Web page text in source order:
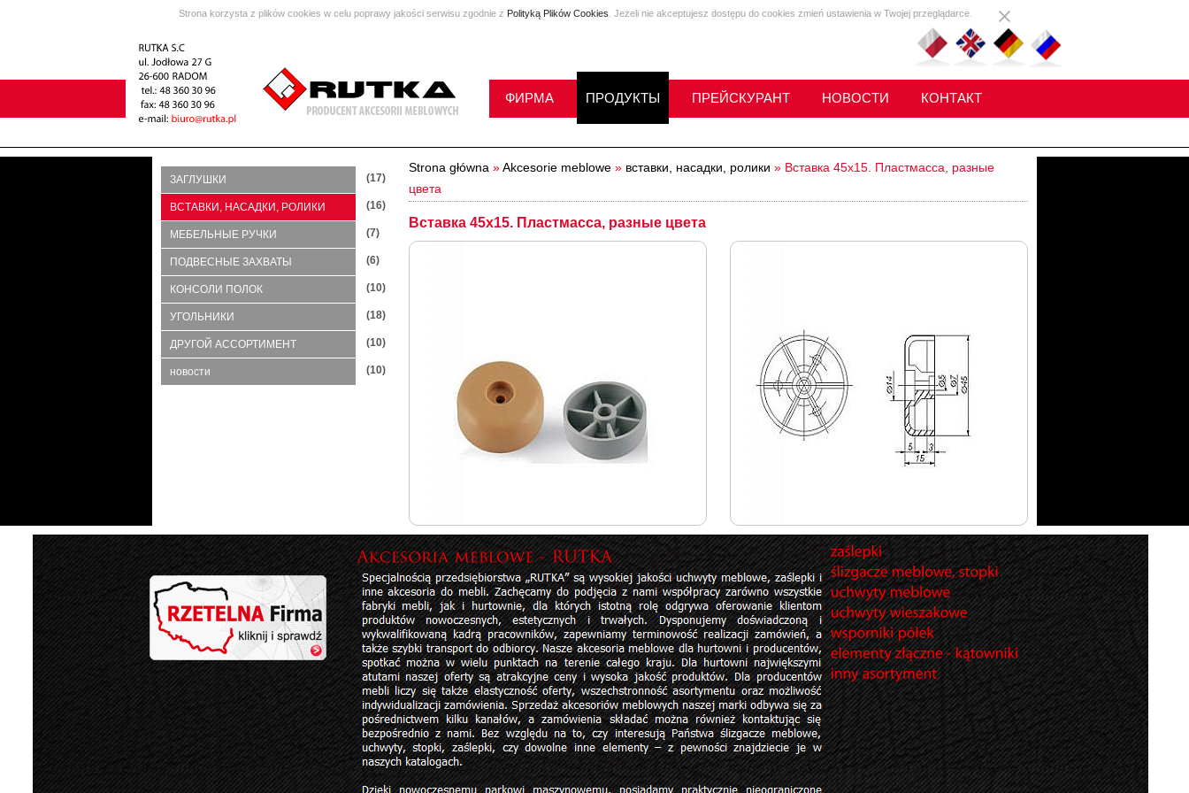
Strona korzysta z plików cookies w celu poprawy jakości serwisu zgodnie z Polityką Plików Cookies . Jeżeli nie akceptujesz dostępu do cookies zmień ustawienia w Twojej przeglądarce.
ФИРМА ПРОДУКТЫ ПРЕЙСКУРАНТ НОВОСТИ КОНТАКТ
ЗАГЛУШКИ (17)
ВСТАВКИ, НАСАДКИ, РОЛИКИ (16)
МЕБЕЛЬНЫЕ РУЧКИ (7)
ПОДВЕСНЫЕ ЗАХВАТЫ (6)
КОНСОЛИ ПОЛОК (10)
УГОЛЬНИКИ (18)
ДРУГОЙ АССОРТИМЕНТ (10)
новости (10)
Strona główna »Akcesorie meblowe » вставки, насадки, ролики » Вставка 45x15. Пластмасса, разные
цвета
Вставка 45x15. Пластмасса, разные цвета